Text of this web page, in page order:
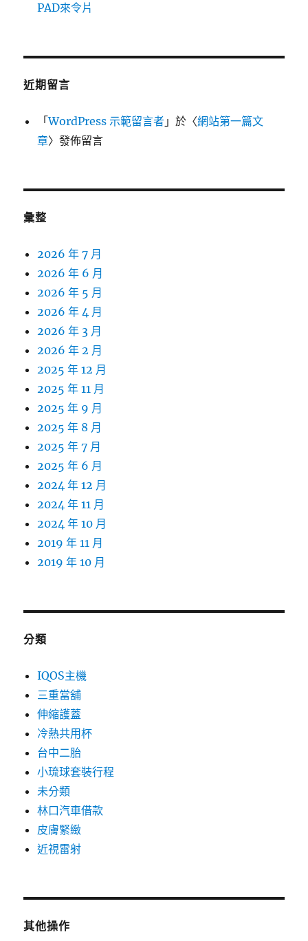
PAD來令片
近期留言
「WordPress 示範留言者 」於〈網站第一篇文
章〉發佈留言
彙整
2026 年 7 月
2026 年 6 月
2026 年 5 月
2026 年 4 月
2026 年 3 月
2026 年 2 月
2025 年 12 月
2025 年 11 月
2025 年 9 月
2025 年 8 月
2025 年 7 月
2025 年 6 月
2024 年 12 月
2024 年 11 月
2024 年 10 月
2019 年 11 月
2019 年 10 月
分類
IQOS主機
三重當舖
伸縮護蓋
冷熱共用杯
台中二胎
小琉球套裝行程
未分類
林口汽車借款
皮膚緊緻
近視雷射
其他操作